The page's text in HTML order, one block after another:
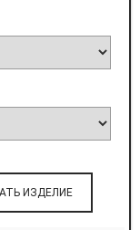
ИЗДЕЛИЕ